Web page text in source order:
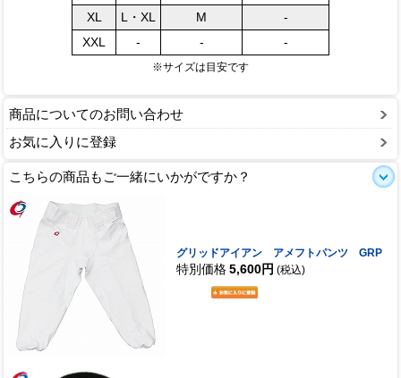
XL
L・XL M
-
XXL
- - -
※サイズは目安です
商品についてのお問い合わせ
お気に入りに登録
こちらの商品もご一緒にいかがですか？
グリッドアイアン アメフトパンツ GRP
特別価格 5,600円 (税込)